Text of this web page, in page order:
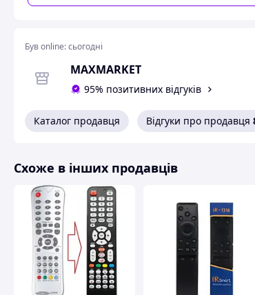
SWEET.TV
HK1 MINI
Був online:сьогодні
MAXMARKET
95% позитивних відгуків
Каталог продавця Відгуки про продавця
Схоже в інших продавців